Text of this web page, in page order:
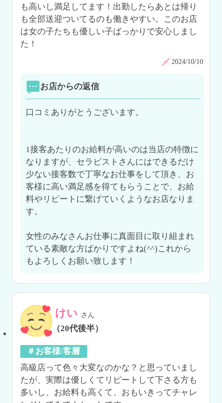
も高いし満足してます！出勤したらあとは帰り
も全部送迎ついてるのも働きやすい。このお店
は女の子たちも優しい子ばっかりで安心しまし
た！
2024/10/10
お店からの返信
口コミありがとうございます。
1接客あたりのお給料が高いのは当店の特徴に
なりますが、セラピストさんにはできるだけ
少ない接客数で丁寧なお仕事をして頂き、お
客様に高い満足感を得てもらうことで、お給
料やリピートに繋げていくようなお店なりま
す。
女性のみなさんお仕事に真面目に取り組まれ
ている素敵な方ばかりですよね(^^)これから
もよろしくお願い致します！
けい さん
（20代後半）
＃お客様/客層
高級店って色々大変なのかな？と思っていまし
たが、実際は優しくてリピートして下さる方も
多いし、お給料も高くて、おもいきってチャレ